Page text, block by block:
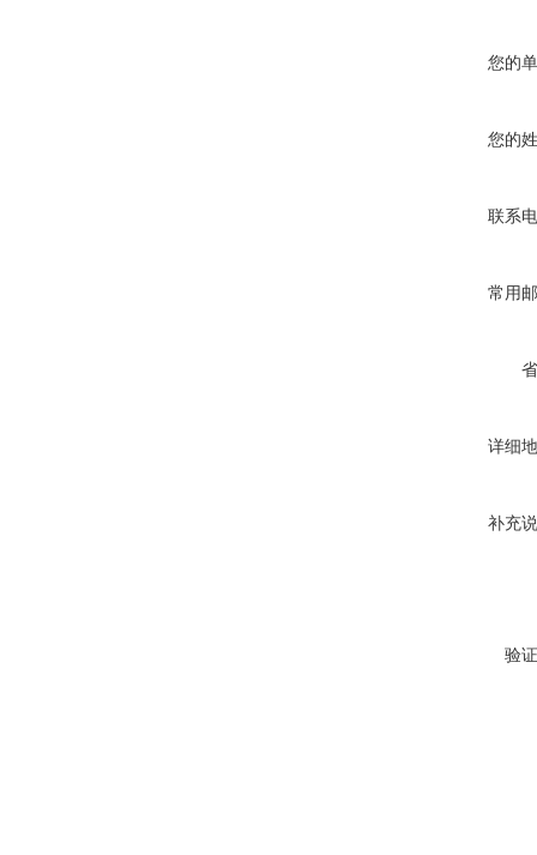
您的
您的
联系
常用
详细
补充
验